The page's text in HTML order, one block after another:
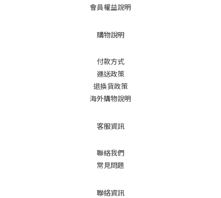
會員權益說明
購物說明
付款方式
運送政策
退換貨政策
海外購物說明
客服資訊
聯絡我們
常見問題
聯絡資訊